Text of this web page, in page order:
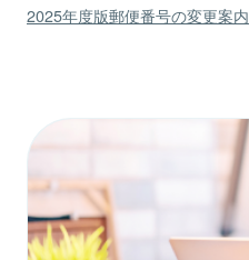
2025年度版郵便番号の変更案内